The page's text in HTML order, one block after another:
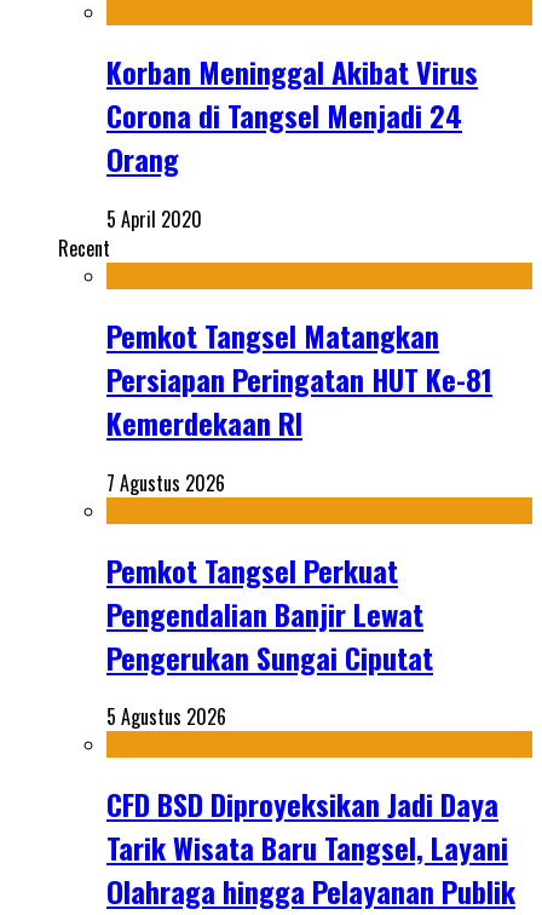
Korban Meninggal Akibat Virus
Corona di Tangsel Menjadi 24
Orang
5 April 2020
Recent
Pemkot Tangsel Matangkan
Persiapan Peringatan HUT Ke-81
Kemerdekaan RI
7 Agustus 2026
Pemkot Tangsel Perkuat
Pengendalian Banjir Lewat
Pengerukan Sungai Ciputat
5 Agustus 2026
CFD BSD Diproyeksikan Jadi Daya
Tarik Wisata Baru Tangsel, Layani
Olahraga hingga Pelayanan Publik